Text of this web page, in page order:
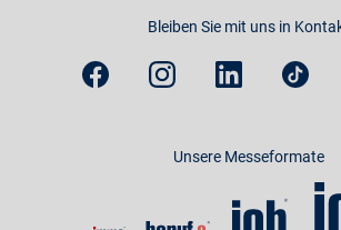
Bleiben Sie mit uns in
Unsere Messeformate